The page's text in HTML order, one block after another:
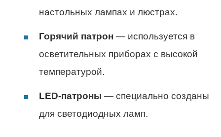
настольных лампах и люстрах.
Горячий патрон — используется в
осветительных приборах с высокой
температурой.
LED-патроны — специально созданы
для светодиодных ламп.